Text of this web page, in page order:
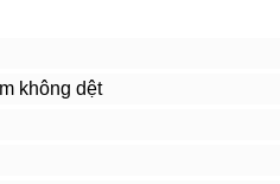
không dệt